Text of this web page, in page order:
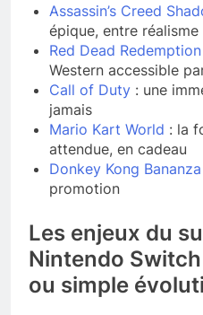
Assassin’s Creed
épique, entre
Red Dead Redemption
Western accessible
Call of Duty : une
jamais
Mario Kart World : la
attendue, en cadeau
Donkey Kong Bananza
promotion
Les enjeux du
Nintendo
ou simple